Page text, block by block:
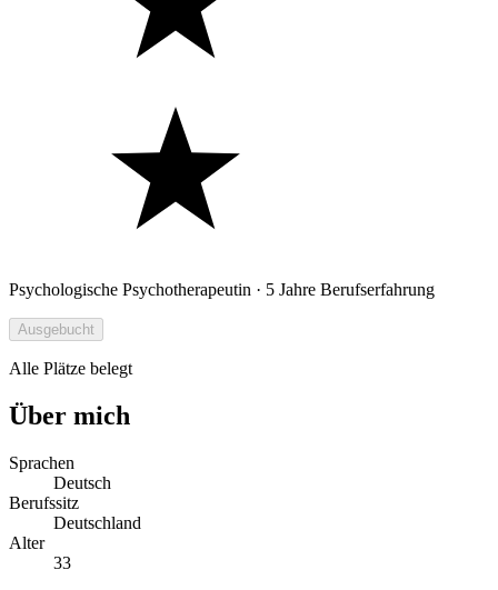
Psychologische Psychotherapeutin · 5 Jahre Berufserfahrung
Ausgebucht
Alle Plätze belegt
Über mich
Sprachen
Deutsch
Berufssitz
Deutschland
Alter
33